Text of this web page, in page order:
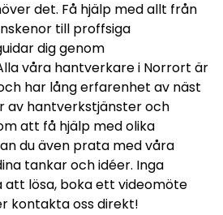
det. Få hjälp med allt från
till proffsiga
dig genom
våra hantverkare i Norrort är
har lång erfarenhet av näst
av hantverkstjänster och
att få hjälp med olika
du även prata med våra
tankar och idéer. Inga
att lösa, boka ett videomöte
kontakta oss direkt!